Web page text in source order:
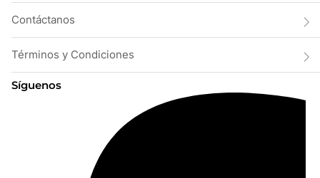
Contáctanos
Términos y Condiciones
Síguenos